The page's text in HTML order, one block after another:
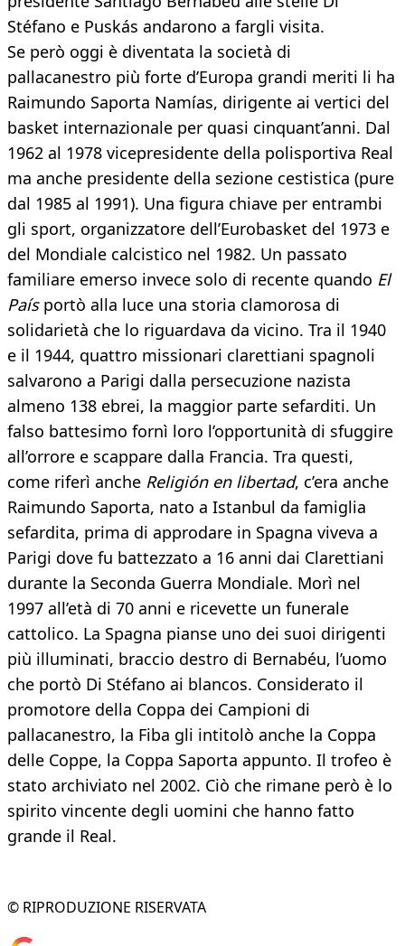
Stéfano e Puskás andarono a fargli visita.
Se però oggi è diventata la società di
pallacanestro più forte d’Europa grandi meriti li ha
Raimundo Saporta Namías, dirigente ai vertici del
basket internazionale per quasi cinquant’anni. Dal
1962 al 1978 vicepresidente della polisportiva Real
ma anche presidente della sezione cestistica (pure
dal 1985 al 1991). Una figura chiave per entrambi
gli sport, organizzatore dell’Eurobasket del 1973 e
del Mondiale calcistico nel 1982. Un passato
familiare emerso invece solo di recente quando El
País portò alla luce una storia clamorosa di
solidarietà che lo riguardava da vicino. Tra il 1940
e il 1944, quattro missionari clarettiani spagnoli
salvarono a Parigi dalla persecuzione nazista
almeno 138 ebrei, la maggior parte sefarditi. Un
falso battesimo fornì loro l’opportunità di sfuggire
all’orrore e scappare dalla Francia. Tra questi,
come riferì anche Religión en libertad, c’era anche
Raimundo Saporta, nato a Istanbul da famiglia
sefardita, prima di approdare in Spagna viveva a
Parigi dove fu battezzato a 16 anni dai Clarettiani
durante la Seconda Guerra Mondiale. Morì nel
1997 all’età di 70 anni e ricevette un funerale
cattolico. La Spagna pianse uno dei suoi dirigenti
più illuminati, braccio destro di Bernabéu, l’uomo
che portò Di Stéfano ai blancos. Considerato il
promotore della Coppa dei Campioni di
pallacanestro, la Fiba gli intitolò anche la Coppa
delle Coppe, la Coppa Saporta appunto. Il trofeo è
stato archiviato nel 2002. Ciò che rimane però è lo
spirito vincente degli uomini che hanno fatto
grande il Real.
© RIPRODUZIONE RISERVATA